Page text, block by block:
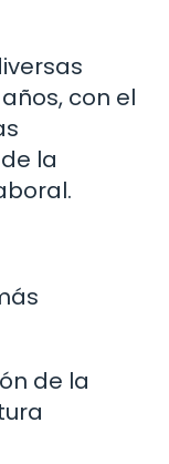
con el
la
de la